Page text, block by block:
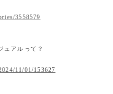
3558579
ュアルって？
11/01/153627